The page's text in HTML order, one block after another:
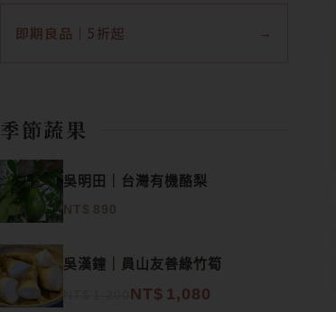
即期良品｜5折起
季節蔬果
吳明田｜台灣有機酪梨
NT$ 890
吳漢鐘｜員山友善綠竹筍
NT$ 1,080